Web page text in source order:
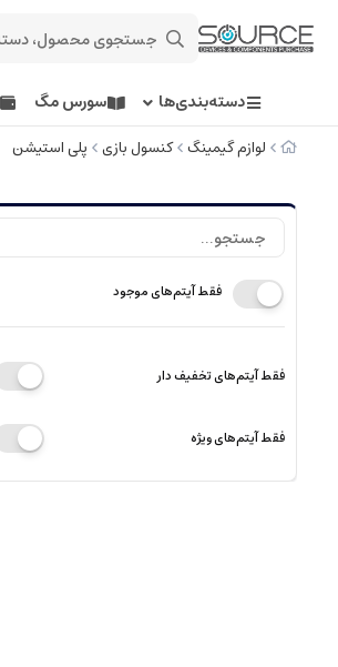
دسته‌بندی‌ها سورس مگ
لوازم گیمینگ کنسول بازی پلی استیشن
فقط آیتم‌های موجود
فقط آیتم‌های تخفیف دار
فقط آیتم‌های ویژه